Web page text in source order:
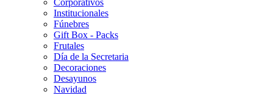
Corporativos
Institucionales
Fúnebres
Gift Box - Packs
Frutales
Día de la Secretaria
Decoraciones
Desayunos
Navidad